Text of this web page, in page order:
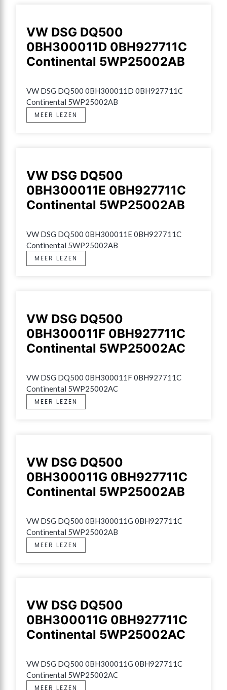
VW DSG DQ500
0BH300011D 0BH927711C
Continental 5WP25002AB
VW DSG DQ500 0BH300011D 0BH927711C
Continental 5WP25002AB
MEER LEZEN
VW DSG DQ500
0BH300011E 0BH927711C
Continental 5WP25002AB
VW DSG DQ500 0BH300011E 0BH927711C
Continental 5WP25002AB
MEER LEZEN
VW DSG DQ500
0BH300011F 0BH927711C
Continental 5WP25002AC
VW DSG DQ500 0BH300011F 0BH927711C
Continental 5WP25002AC
MEER LEZEN
VW DSG DQ500
0BH300011G 0BH927711C
Continental 5WP25002AB
VW DSG DQ500 0BH300011G 0BH927711C
Continental 5WP25002AB
MEER LEZEN
VW DSG DQ500
0BH300011G 0BH927711C
Continental 5WP25002AC
VW DSG DQ500 0BH300011G 0BH927711C
Continental 5WP25002AC
MEER LEZEN